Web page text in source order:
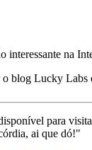
interessante na
o blog Lucky Labs
para
ai que dó!"